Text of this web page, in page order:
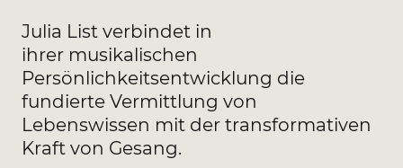
Julia List verbindet in
ihrer musikalischen
Persönlichkeitsentwicklung die
fundierte Vermittlung von
Lebenswissen mit der transformativen
Kraft von Gesang.